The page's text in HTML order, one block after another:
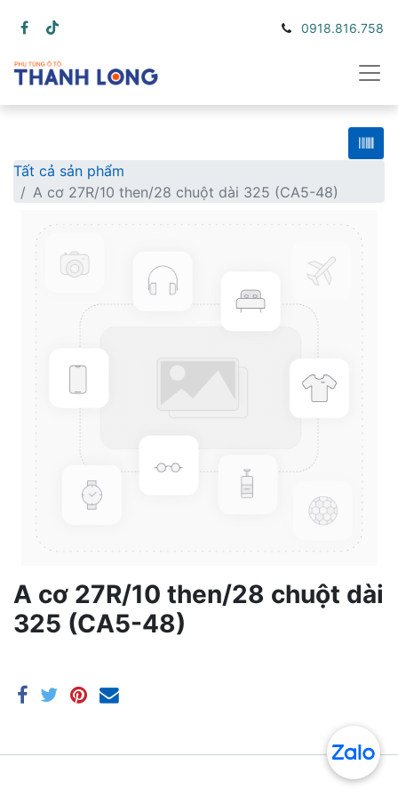
0918.816.758
Tất cả sản phẩm
A cơ 27R/10 then/28 chuột dài 325 (CA5-48)
A cơ 27R/10 then/28 chuột dài
325 (CA5-48)